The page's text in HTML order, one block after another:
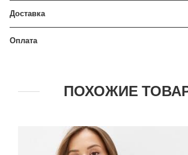
Доставка
Оплата
ПОХОЖИЕ